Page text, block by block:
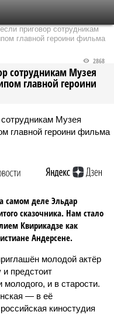
приговор сотрудникам
главной героини фильма
сотрудникам Музея
главной героини
2868
самом деле Эльдар
сказочника. Нам стало
Квирикадзе как
Андерсене.
молодой актёр
предстоит
и в старости.
— в её
киностудия